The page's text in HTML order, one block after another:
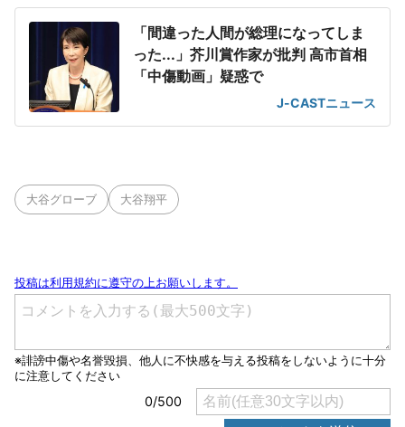
「間違った人間が総理になってしま
った...」芥川賞作家が批判 高市首相
「中傷動画」疑惑で
J-CASTニュース
大谷グローブ 大谷翔平